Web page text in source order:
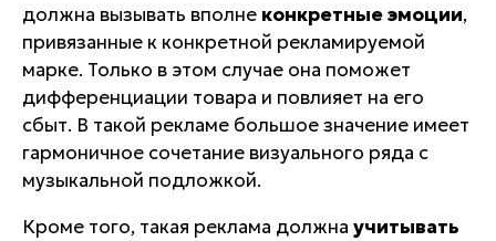
должна вызывать вполне конкретные эмоции,
привязанные к конкретной рекламируемой
марке. Только в этом случае она поможет
дифференциации товара и повлияет на его
сбыт. В такой рекламе большое значение имеет
гармоничное сочетание визуального ряда с
музыкальной подложкой.
Кроме того, такая реклама должна учитывать